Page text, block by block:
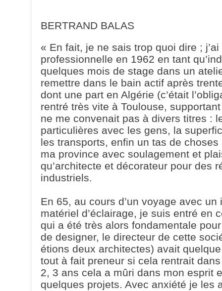
BERTRAND BALAS
« En fait, je ne sais trop quoi dire ;
professionnelle en 1962 en tant
quelques mois de stage dans un
remettre dans le bain actif après
dont une part en Algérie (c’était
rentré très vite à Toulouse,
ne me convenait pas à divers titres :
particulières avec les gens, la
les transports, enfin un tas de choses
ma province avec soulagement et
qu’architecte et décorateur pour des
industriels.
En 65, au cours d’un voyage avec
matériel d’éclairage, je suis entré en
qui a été très alors fondamentale
de designer, le directeur de cette
étions deux architectes) avait
tout à fait preneur si cela rentrait
2, 3 ans cela a mûri dans mon esprit
quelques projets. Avec anxiété je les